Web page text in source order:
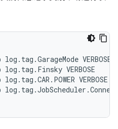
VERBOSE
VERBOSE
VERBOSE